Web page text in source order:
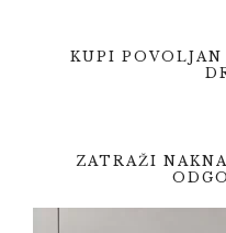
KUPI
ZATRAŽI